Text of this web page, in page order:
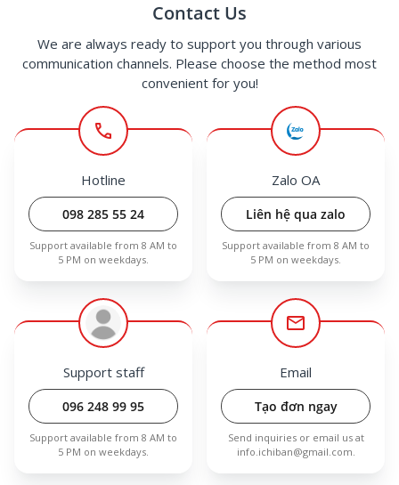
Contact Us
We are always ready to support you through various
communication channels. Please choose the method most
convenient for you!
call
Hotline
098 285 55 24
Support available from 8 AM to
5 PM on weekdays.
Zalo OA
Liên hệ qua zalo
Support available from 8 AM to
5 PM on weekdays.
Support staff
096 248 99 95
Support available from 8 AM to
5 PM on weekdays.
mail
Email
Tạo đơn ngay
Send inquiries or email us at
info.ichiban@gmail.com.